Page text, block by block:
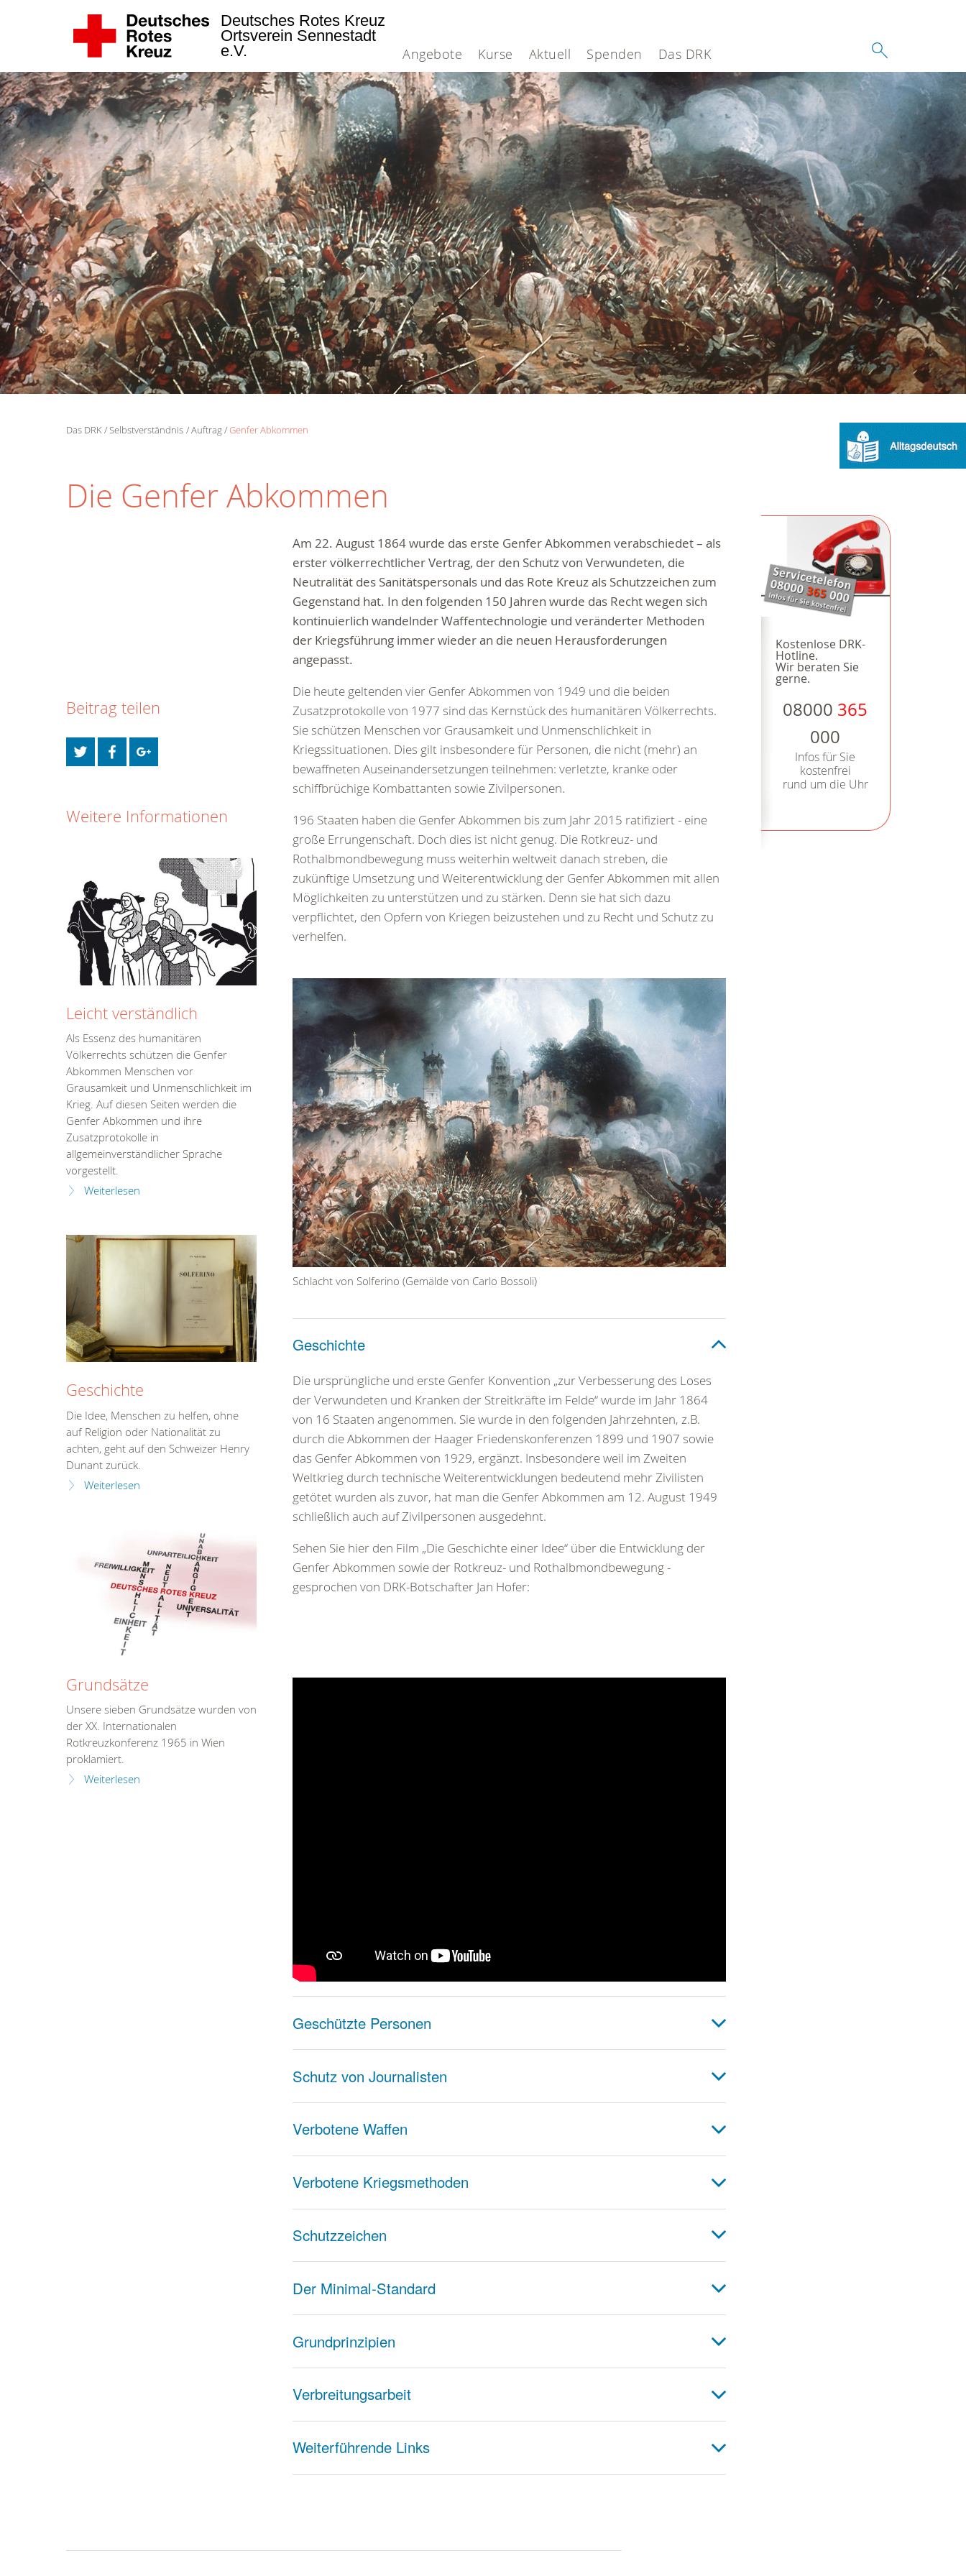
Angebote Kurse Aktuell Spenden Das DRK
Deutsches Rotes Kreuz
Ortsverein Sennestadt
e.V.
Das DRK Selbstverständnis Auftrag Genfer Abkommen
Die Genfer Abkommen
Kostenlose DRK-
Hotline.
Wir beraten Sie
gerne.
08000 365
000
Infos für Sie
kostenfrei
rund um die Uhr
Am 22. August 1864 wurde das erste Genfer Abkommen verabschiedet – als
erster völkerrechtlicher Vertrag, der den Schutz von Verwundeten, die
Neutralität des Sanitätspersonals und das Rote Kreuz als Schutzzeichen zum
Gegenstand hat. In den folgenden 150 Jahren wurde das Recht wegen sich
kontinuierlich wandelnder Waffentechnologie und veränderter Methoden
der Kriegsführung immer wieder an die neuen Herausforderungen
angepasst.
Die heute geltenden vier Genfer Abkommen von 1949 und die beiden
Zusatzprotokolle von 1977 sind das Kernstück des humanitären Völkerrechts.
Sie schützen Menschen vor Grausamkeit und Unmenschlichkeit in
Kriegssituationen. Dies gilt insbesondere für Personen, die nicht (mehr) an
bewaffneten Auseinandersetzungen teilnehmen: verletzte, kranke oder
schiffbrüchige Kombattanten sowie Zivilpersonen.
196 Staaten haben die Genfer Abkommen bis zum Jahr 2015 ratifiziert - eine
große Errungenschaft. Doch dies ist nicht genug. Die Rotkreuz- und
Rothalbmondbewegung muss weiterhin weltweit danach streben, die
zukünftige Umsetzung und Weiterentwicklung der Genfer Abkommen mit allen
Möglichkeiten zu unterstützen und zu stärken. Denn sie hat sich dazu
verpflichtet, den Opfern von Kriegen beizustehen und zu Recht und Schutz zu
verhelfen.
Schlacht von Solferino (Gemälde von Carlo Bossoli)
Geschichte
Die ursprüngliche und erste Genfer Konvention „zur Verbesserung des Loses
der Verwundeten und Kranken der Streitkräfte im Felde“ wurde im Jahr 1864
von 16 Staaten angenommen. Sie wurde in den folgenden Jahrzehnten, z.B.
durch die Abkommen der Haager Friedenskonferenzen 1899 und 1907 sowie
das Genfer Abkommen von 1929, ergänzt. Insbesondere weil im Zweiten
Weltkrieg durch technische Weiterentwicklungen bedeutend mehr Zivilisten
getötet wurden als zuvor, hat man die Genfer Abkommen am 12. August 1949
schließlich auch auf Zivilpersonen ausgedehnt.
Sehen Sie hier den Film „Die Geschichte einer Idee“ über die Entwicklung der
Genfer Abkommen sowie der Rotkreuz- und Rothalbmondbewegung -
gesprochen von DRK-Botschafter Jan Hofer:
Geschützte Personen
Schutz von Journalisten
Verbotene Waffen
Verbotene Kriegsmethoden
Schutzzeichen
Der Minimal-Standard
Grundprinzipien
Verbreitungsarbeit
Weiterführende Links
Beitrag teilen
Weitere Informationen
Leicht verständlich
Als Essenz des humanitären
Völkerrechts schützen die Genfer
Abkommen Menschen vor
Grausamkeit und Unmenschlichkeit im
Krieg. Auf diesen Seiten werden die
Genfer Abkommen und ihre
Zusatzprotokolle in
allgemeinverständlicher Sprache
vorgestellt.
Weiterlesen
Geschichte
Die Idee, Menschen zu helfen, ohne
auf Religion oder Nationalität zu
achten, geht auf den Schweizer Henry
Dunant zurück.
Weiterlesen
Grundsätze
Unsere sieben Grundsätze wurden von
der XX. Internationalen
Rotkreuzkonferenz 1965 in Wien
proklamiert.
Weiterlesen